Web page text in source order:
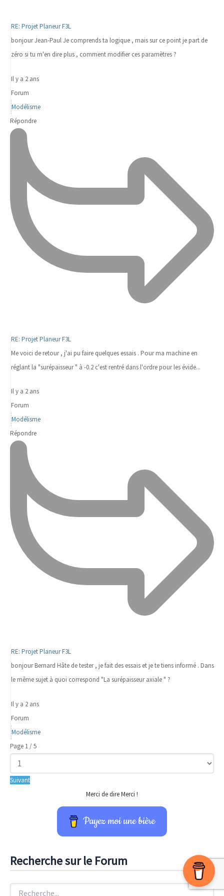
RE: Projet Planeur F3L
bonjour Jean-Paul Je comprends ta logique , mais sur ce point je part de
zéro si tu m'en dire plus , comment modifier ces paramètres ?
Il y a 2 ans
Forum
Modélisme
Répondre
RE: Projet Planeur F3L
Me voici de retour , j'ai pu faire quelques essais . Pour ma machine en
réglant la "surépaisseur " à -0.2 c'est rentré dans l'ordre pour les évide...
Il y a 2 ans
Forum
Modélisme
Répondre
RE: Projet Planeur F3L
bonjour Bernard Hâte de tester , je fait des essais et je te tiens informé . Dans
le même sujet à quoi correspond "La surépaisseur axiale " ?
Il y a 2 ans
Forum
Modélisme
Page 1 / 5
Suivant
Merci de dire Merci !
Payez moi une bière
Recherche sur le Forum